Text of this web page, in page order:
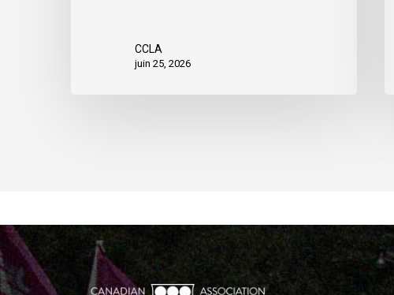
CCLA
juin 25, 2026